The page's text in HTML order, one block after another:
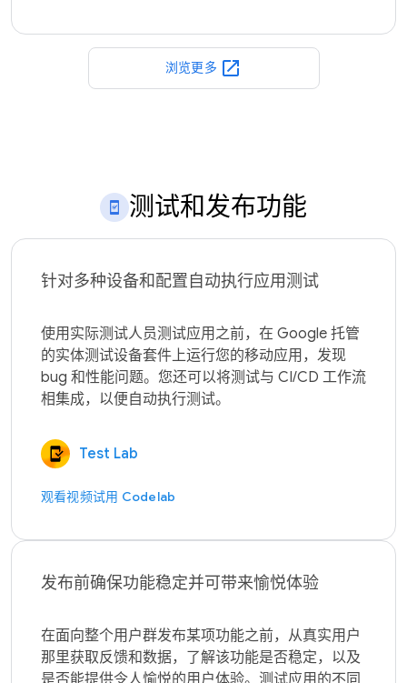
浏览更多 open_in_new
测试和发布功能
针对多种设备和配置自动执行应用测试
使用实际测试人员测试应用之前，在 Google 托管
的实体测试设备套件上运行您的移动应用，发现
bug 和性能问题。您还可以将测试与 CI/CD 工作流
Test Lab
观看视频试用 Codelab
发布前确保功能稳定并可带来愉悦体验
在面向整个用户群发布某项功能之前，从真实用户
那里获取反馈和数据，了解该功能是否稳定，以及
是否能提供令人愉悦的用户体验。测试应用的不同